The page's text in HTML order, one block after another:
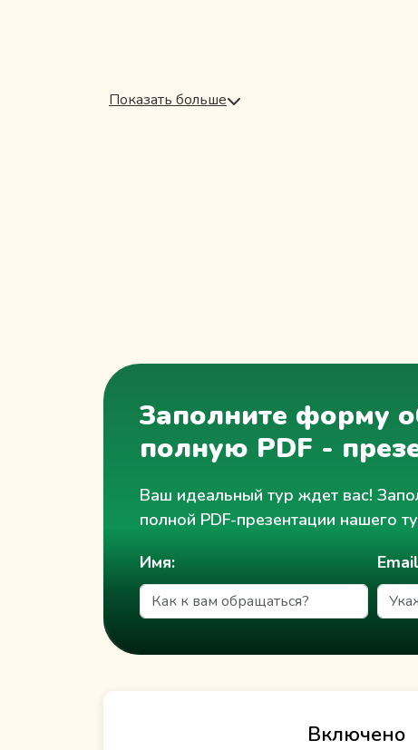
Показать больше
Заполните форму
полную PDF -
Ваш идеальный тур ждет вас!
полной PDF-презентации нашего
Имя:
Включено